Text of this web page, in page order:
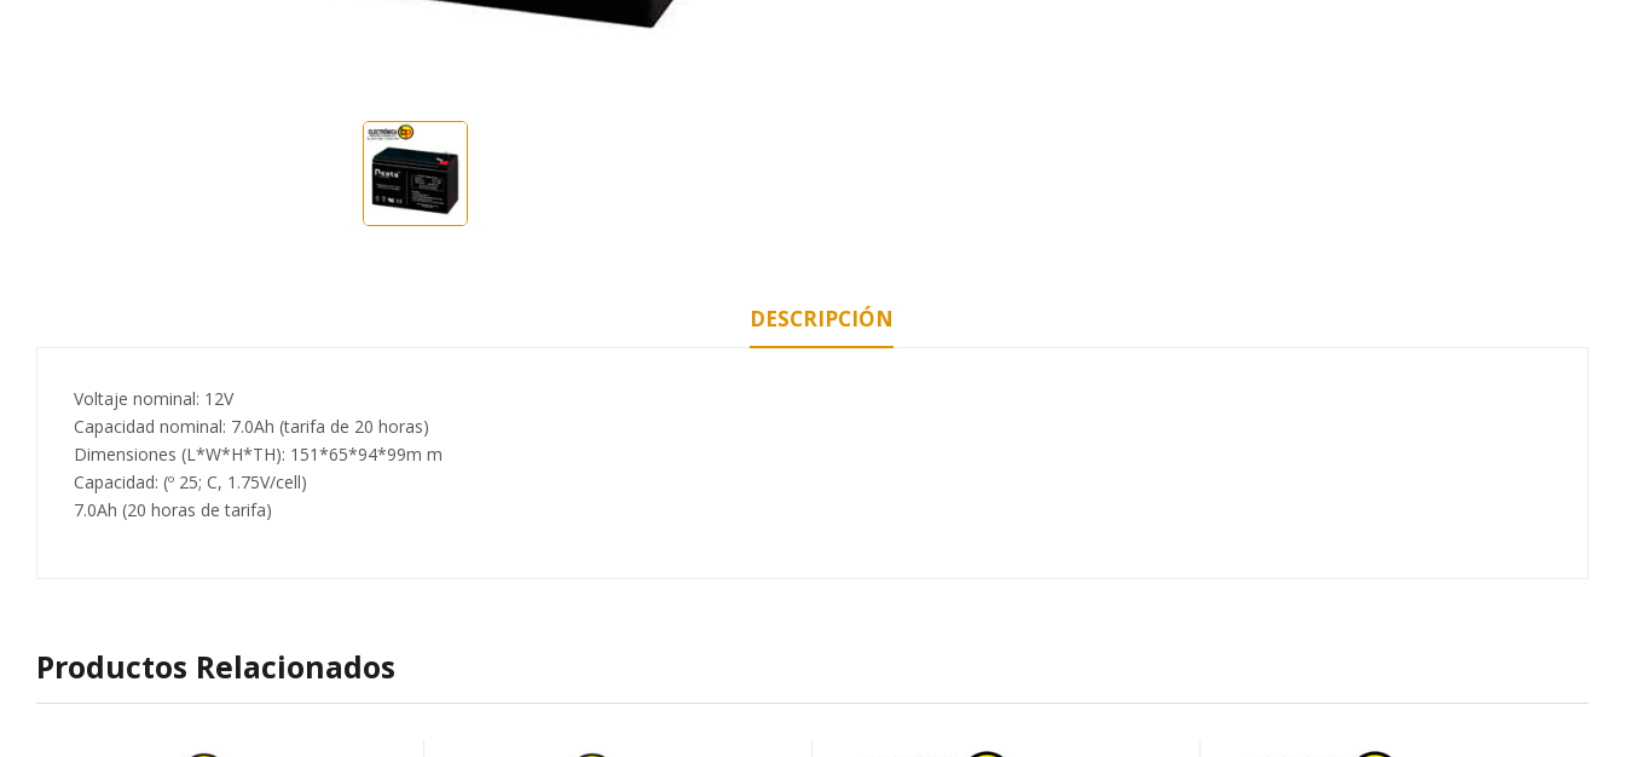
DESCRIPCIÓN
Voltaje nominal: 12V
Capacidad nominal: 7.0Ah (tarifa de 20 horas)
Dimensiones (L*W*H*TH): 151*65*94*99m m
Capacidad: (º 25; C, 1.75V/cell)
7.0Ah (20 horas de tarifa)
Productos Relacionados